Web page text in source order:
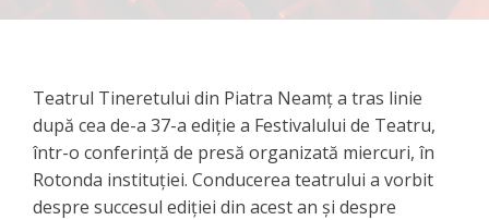
Teatrul Tineretului din Piatra Neamț a tras linie
după cea de-a 37-a ediție a Festivalului de Teatru,
într-o conferință de presă organizată miercuri, în
Rotonda instituției. Conducerea teatrului a vorbit
despre succesul ediției din acest an și despre